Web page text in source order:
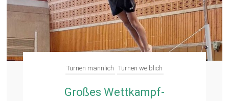
Turnen männlich Turnen weiblich
Großes Wettkampf-